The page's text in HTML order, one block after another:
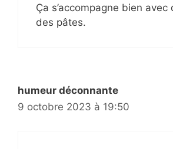
Ça s’accompagne bien avec
des pâtes.
humeur déconnante
9 octobre 2023 à 19:50